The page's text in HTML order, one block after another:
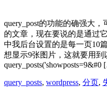
query_post的功能的确强大
的文章，现在要说的是通过
中我后台设置的是每一页10
想显示9张图片，这就要用到
query_posts, wordpress, 分页,